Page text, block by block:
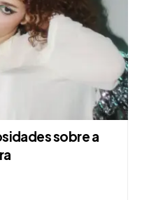
sobre a